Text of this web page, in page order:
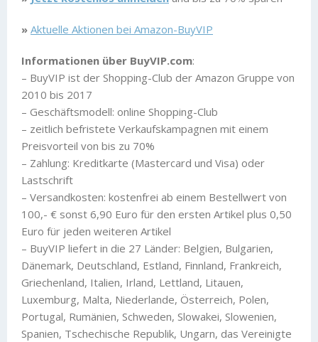
» Aktuelle Aktionen bei Amazon-BuyVIP
Informationen über BuyVIP.com:
– BuyVIP ist der Shopping-Club der Amazon Gruppe von
2010 bis 2017
– Geschäftsmodell: online Shopping-Club
– zeitlich befristete Verkaufskampagnen mit einem
Preisvorteil von bis zu 70%
– Zahlung: Kreditkarte (Mastercard und Visa) oder
Lastschrift
– Versandkosten: kostenfrei ab einem Bestellwert von
100,- € sonst 6,90 Euro für den ersten Artikel plus 0,50
Euro für jeden weiteren Artikel
– BuyVIP liefert in die 27 Länder: Belgien, Bulgarien,
Dänemark, Deutschland, Estland, Finnland, Frankreich,
Griechenland, Italien, Irland, Lettland, Litauen,
Luxemburg, Malta, Niederlande, Österreich, Polen,
Portugal, Rumänien, Schweden, Slowakei, Slowenien,
Spanien, Tschechische Republik, Ungarn, das Vereinigte